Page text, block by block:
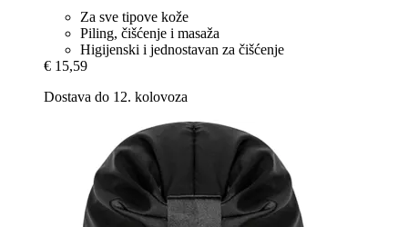
Za sve tipove kože
Piling, čišćenje i masaža
Higijenski i jednostavan za čišćenje
€ 15,59
Dostava do 12. kolovoza